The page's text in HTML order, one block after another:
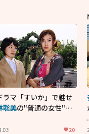
ラマ「すいか」で魅せ
聡美の"普通の女性"が
さる...映画「かもめ
にも通じる静かな芝居20